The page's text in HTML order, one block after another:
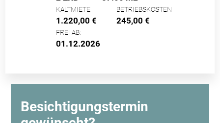
KALTMIETE
1.220,00 €
BETRIEBSKOSTEN
245,00 €
FREI AB:
01.12.2026
Besichtigungstermin